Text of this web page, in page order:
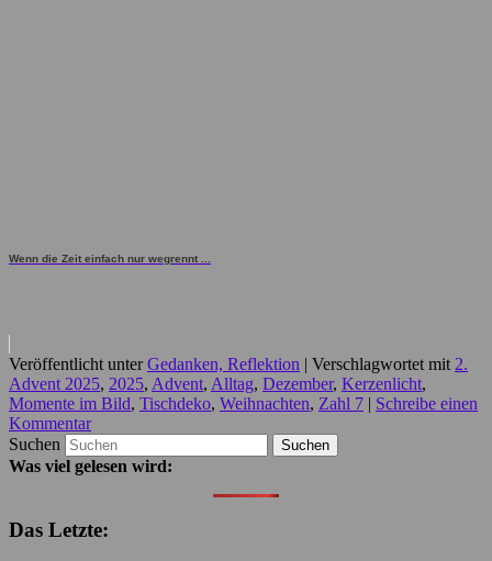
Wenn die Zeit einfach nur wegrennt ...
Veröffentlicht unter Gedanken, Reflektion | Verschlagwortet mit 2.
Advent 2025, 2025, Advent, Alltag, Dezember, Kerzenlicht,
Momente im Bild, Tischdeko, Weihnachten, Zahl 7 | Schreibe einen
Kommentar
Suchen
Was viel gelesen wird:
Das Letzte: